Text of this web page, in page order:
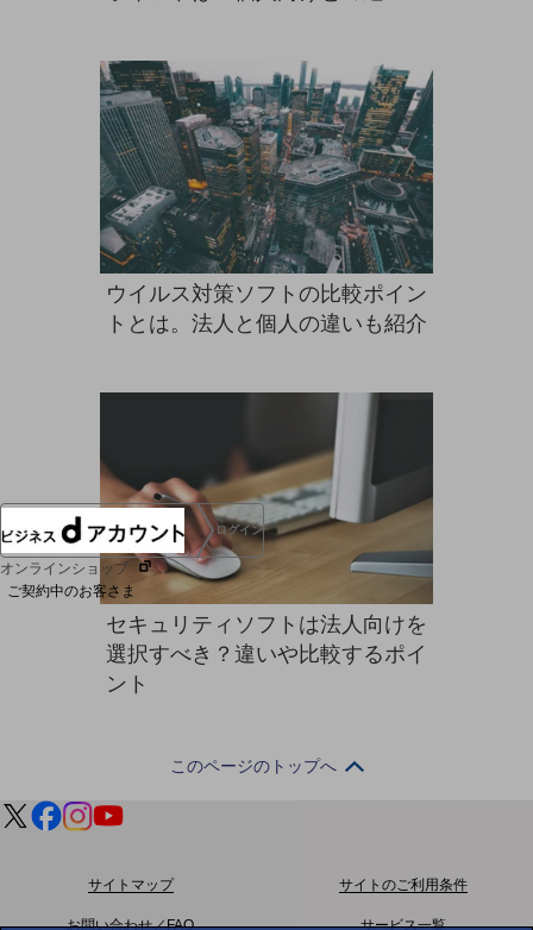
基礎的電気通信役務損益明細表
ログイン
オンラインショップ
ご契約中のお客さま
サービス別サポート情報
ご契約中サービスの一元管理
Web明細(ビリングステーション)
ウイルス対策ソフトの比較ポイン
トとは。法人と個人の違いも紹介
セキュリティソフトは法人向けを
選択すべき？違いや比較するポイ
ント
このページのトップへ
サイトマップ サイトのご利用条件
お問い合わせ／FAQ サービス一覧